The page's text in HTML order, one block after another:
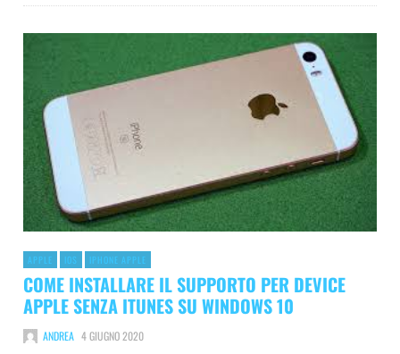
APPLE IOS IPHONE APPLE
COME INSTALLARE IL SUPPORTO PER DEVICE
APPLE SENZA ITUNES SU WINDOWS 10
ANDREA 4 GIUGNO 2020